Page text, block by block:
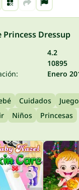
Princess Dressup
4.2
10895
Enero
Cuidados
Niños Princesas